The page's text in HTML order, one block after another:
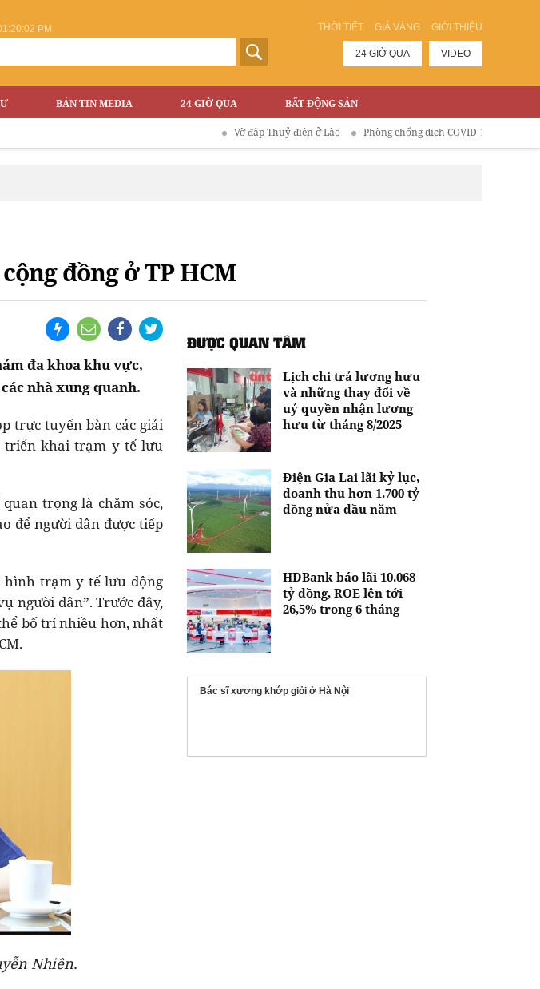
THỜI TIẾT GIÁ VÀNG GIỚI THIỆU
PM
24 GIỜ QUA VIDEO
BẢN TIN MEDIA 24 GIỜ QUA BẤT ĐỘNG SẢN
Vỡ đập Thuỷ điện ở Lào Phòng chống dịch COVID-19
đồng ở TP HCM
đa khoa khu vực,
nhà xung quanh.
trực tuyến bàn các giải
triển khai trạm y tế lưu
trọng là chăm sóc,
để người dân được tiếp
hình trạm y tế lưu động
người dân”. Trước đây,
bố trí nhiều hơn, nhất
Nhiên.
ĐƯỢC QUAN TÂM
Lịch chi trả lương hưu
và những thay đổi về
uỷ quyền nhận lương
hưu từ tháng 8/2025
Điện Gia Lai lãi kỷ lục,
doanh thu hơn 1.700 tỷ
đồng nửa đầu năm
HDBank báo lãi 10.068
tỷ đồng, ROE lên tới
26,5% trong 6 tháng
Bác sĩ xương khớp giỏi ở Hà Nội